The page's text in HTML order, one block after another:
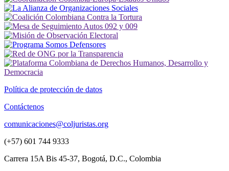
Política de protección de datos
Contáctenos
comunicaciones@coljuristas.org
(+57) 601 744 9333
Carrera 15A Bis 45-37, Bogotá, D.C., Colombia